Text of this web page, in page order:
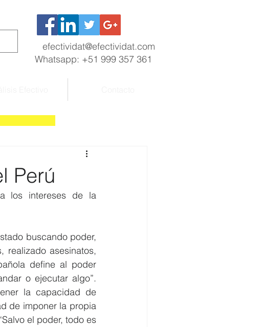
efectividat@efectividat.com
Whatsapp: +51 999 357 361
Perú
los intereses de la
buscando poder,
asesinatos,
define al poder
o ejecutar algo”.
la capacidad de
de imponer la propia
el poder, todo es